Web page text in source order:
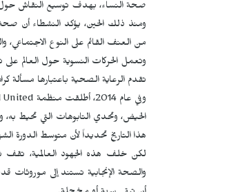
صحة النساء، بهدف توسيع النقاش حول
ومنذ ذلك الحين، يؤكد النشطاء أن
من العنف القائم على النوع الاجتماعي،
وتعمل الحركات النسوية حول العالم
تقدم الرعاية الصحية باعتبارها مسألة
وفي عام 2014، أطلقت منظمة
United
الحيض، وتحدي التابوهات التي تحيط به،
هذا التاريخ تحديداً لأن متوسط الدورة الشهرية
لكن خلف هذه الجهود العالمية،
والصحة الإنجابية تستند إلى